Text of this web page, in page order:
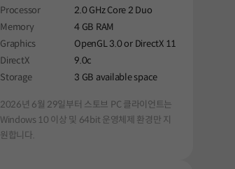
Processor
2.0 GHz Core 2 Duo
Memory
4 GB RAM
Graphics
OpenGL 3.0 or DirectX 11
DirectX
9.0c
Storage
3 GB available space
2026년 6월 29일부터 스토브 PC 클라이언트는
Windows 10 이상 및 64bit 운영체제 환경만 지
원합니다.